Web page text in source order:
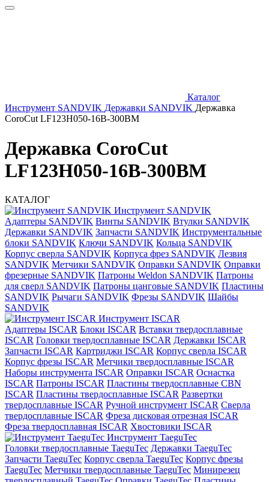
Каталог
Инструмент SANDVIK Державки SANDVIK Державка
CoroCut LF123H050-16B-300BM
Державка CoroCut
LF123H050-16B-300BM
КАТАЛОГ
Инструмент SANDVIK
Адаптеры SANDVIK Винты SANDVIK Втулки SANDVIK
Державки SANDVIK Запчасти SANDVIK Инструментальные
блоки SANDVIK Ключи SANDVIK Кольца SANDVIK
Корпус сверла SANDVIK Корпуса фрез SANDVIK Лезвия
SANDVIK Метчики SANDVIK Оправки SANDVIK Оправки
фрезерные SANDVIK Патроны Weldon SANDVIK Патроны
для сверл SANDVIK Патроны цанговые SANDVIK Пластины
SANDVIK Рычаги SANDVIK Фрезы SANDVIK Шайбы
SANDVIK
Инструмент ISCAR
Адаптеры ISCAR Блоки ISCAR Вставки твердосплавные
ISCAR Головки твердосплавные ISCAR Державки ISCAR
Запчасти ISCAR Картриджи ISCAR Корпус сверла ISCAR
Корпус фрезы ISCAR Метчики твердосплавные ISCAR
Наборы инструмента ISCAR Оправки ISCAR Оснастка
ISCAR Патроны ISCAR Пластины твердосплавные CBN
ISCAR Пластины твердосплавные ISCAR Развертки
твердосплавные ISCAR Ручной инструмент ISCAR Сверла
твердосплавные ISCAR Фреза дисковая отрезная ISCAR
Фреза твердосплавная ISCAR Хвостовики ISCAR
Инструмент TaeguTec
Головки твердосплавные TaeguTec Державки TaeguTec
Запчасти TaeguTec Корпус сверла TaeguTec Корпус фрезы
TaeguTec Метчики твердосплавные TaeguTec Минирезец